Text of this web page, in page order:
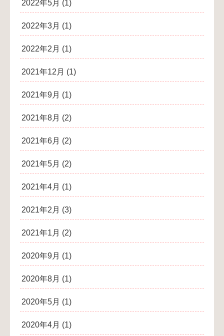
2022年5月 (1)
2022年3月 (1)
2022年2月 (1)
2021年12月 (1)
2021年9月 (1)
2021年8月 (2)
2021年6月 (2)
2021年5月 (2)
2021年4月 (1)
2021年2月 (3)
2021年1月 (2)
2020年9月 (1)
2020年8月 (1)
2020年5月 (1)
2020年4月 (1)